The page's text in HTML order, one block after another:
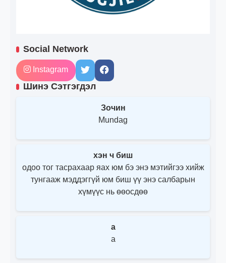
Social Network
Instagram
Шинэ Сэтгэгдэл
Зочин
Mundag
хэн ч биш
одоо тог тасрахаар яах юм бэ энэ мэтийгээ хийж
тунгааж мэддэггүй юм биш үү энэ салбарын
хүмүүс нь өөосдөө
a
a